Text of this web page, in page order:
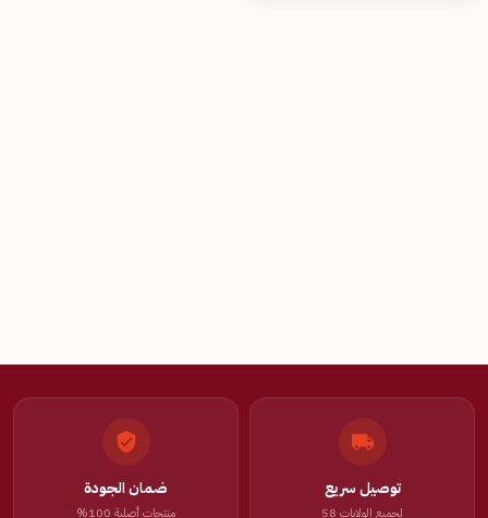
توصيل سريع
لجميع الولايات 58
ضمان الجودة
منتجات أصلية 100%